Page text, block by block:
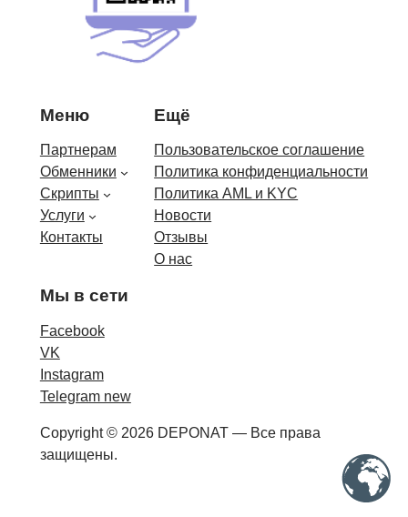
Меню
Партнерам
Обменники
Скрипты
Услуги
Контакты
Ещё
Пользовательское соглашение
Политика конфиденциальности
Политика AML и KYC
Новости
Отзывы
О нас
Мы в сети
Facebook
VK
Instagram
Telegram new
Copyright © 2026 DEPONAT — Все права
защищены.